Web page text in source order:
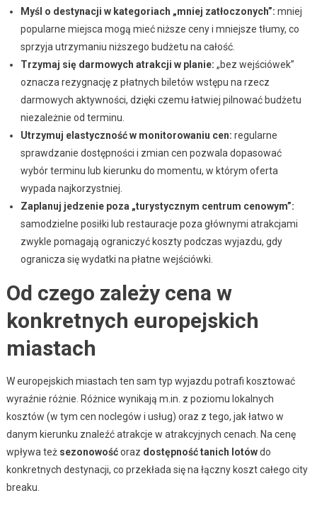
Myśl o destynacji w kategoriach „mniej zatłoczonych”: mniej
popularne miejsca mogą mieć niższe ceny i mniejsze tłumy, co
sprzyja utrzymaniu niższego budżetu na całość.
Trzymaj się darmowych atrakcji w planie: „bez wejściówek”
oznacza rezygnację z płatnych biletów wstępu na rzecz
darmowych aktywności, dzięki czemu łatwiej pilnować budżetu
niezależnie od terminu.
Utrzymuj elastyczność w monitorowaniu cen: regularne
sprawdzanie dostępności i zmian cen pozwala dopasować
wybór terminu lub kierunku do momentu, w którym oferta
wypada najkorzystniej.
Zaplanuj jedzenie poza „turystycznym centrum cenowym”:
samodzielne posiłki lub restauracje poza głównymi atrakcjami
zwykle pomagają ograniczyć koszty podczas wyjazdu, gdy
ogranicza się wydatki na płatne wejściówki.
Od czego zależy cena w
konkretnych europejskich
miastach
W europejskich miastach ten sam typ wyjazdu potrafi kosztować
wyraźnie różnie. Różnice wynikają m.in. z poziomu lokalnych
kosztów (w tym cen noclegów i usług) oraz z tego, jak łatwo w
danym kierunku znaleźć atrakcje w atrakcyjnych cenach. Na cenę
wpływa też sezonowośćoraz dostępność tanich lotówdo
konkretnych destynacji, co przekłada się na łączny koszt całego city
breaku.